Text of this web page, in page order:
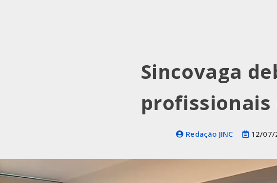
Sincovaga
profissionais
Redação JINC 12/07/